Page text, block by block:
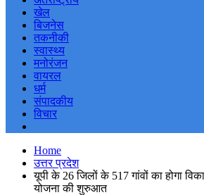
खेल
बिजनेस
तकनीकी
स्वास्थ्य
मनोरंजन
वायरल
धर्म
संपादकीय
विचार
Home
उत्तर प्रदेश
यूपी के 26 जिलों के 517 गांवों का होगा
योजना की शुरुआत